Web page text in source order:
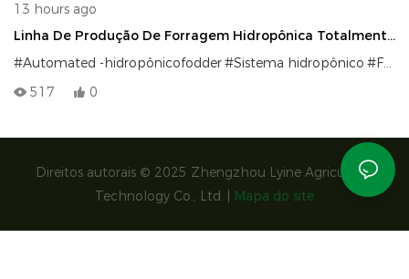
13 hours ago
Linha De Produção De Forragem Hidropônica Totalmente
Automatizada Para Alto Rendimento E Agricultura Verde
#Automated -hidropônicofodder#Sistema hidropônico #Forragem hidropônica
517
0
Direitos autorais © 2025 Zhengzhou Lyine Agricultura
Technology Co., Ltd. |
Mapa do site